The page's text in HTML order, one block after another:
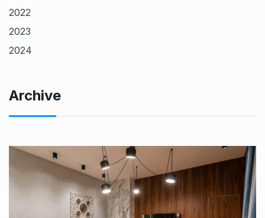
2022
2023
2024
Archive